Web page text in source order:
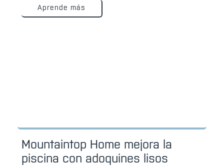
Aprende más
Mountaintop Home mejora la
piscina con adoquines lisos